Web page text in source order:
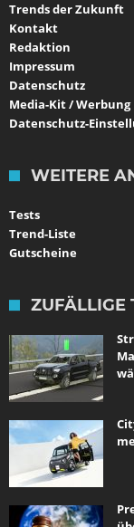
Trends der Zukunft
Kontakt
Redaktion
Impressum
Datenschutz
Media-Kit / Werbung
Datenschutz-
WEITERE
Tests
Trend-Liste
Gutscheine
ZUFÄLLIGE